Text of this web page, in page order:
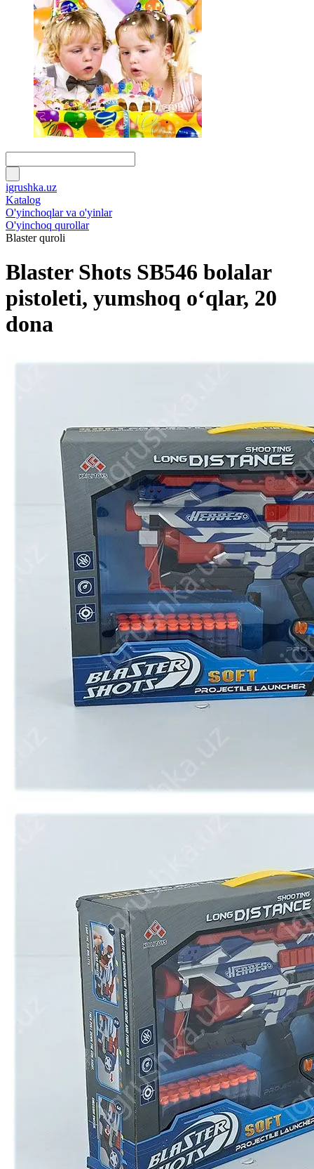
igrushka.uz
Katalog
O'yinchoqlar va o'yinlar
O'yinchoq qurollar
Blaster quroli
Blaster Shots SB546 bolalar
pistoleti, yumshoq o‘qlar, 20
dona